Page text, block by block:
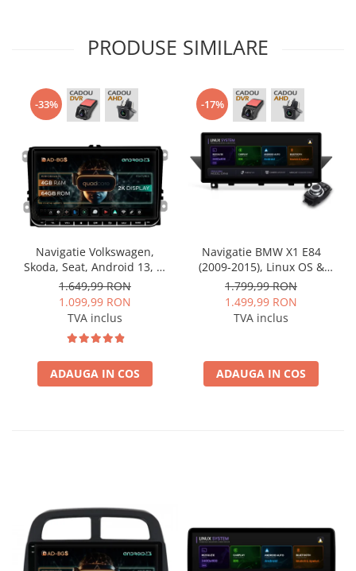
PRODUSE SIMILARE
-33%
Navigatie Volkswagen,
Skoda, Seat, Android 13, S-
Quadcore / 4GB RAM +
64GB ROM, 9 Inch - AD-
BGSW94L
1.649,99 RON
1.099,99 RON
TVA inclus
ADAUGA IN COS
-17%
Navigatie BMW X1 E84
(2009-2015), Linux OS &
OEM, Varianta iDrive,
CarPlay & Android Auto
Wireless, MirrorLink,
BGRKITBM004
1.799,99 RON
1.499,99 RON
TVA inclus
ADAUGA IN COS